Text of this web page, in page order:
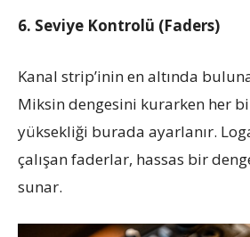
6. Seviye Kontrolü (Faders)
Kanal strip’inin en altında
Miksin dengesini kurarken her
yüksekliği burada ayarlanır.
çalışan faderlar, hassas bir
sunar.